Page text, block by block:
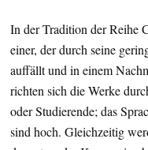
In der Tradition der Reihe
einer, der durch seine
auffällt und in einem
richten sich die Werke
oder Studierende; das
sind hoch. Gleichzeitig